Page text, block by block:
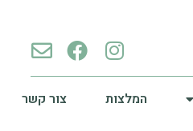
המלצות צור קשר